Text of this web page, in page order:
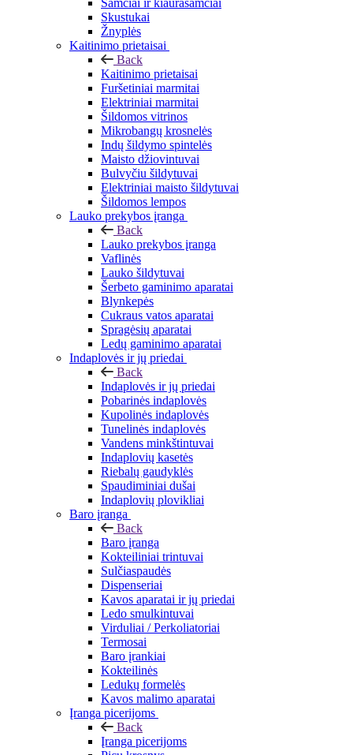
Samčiai ir kiaurasamčiai
Skustukai
Žnyplės
Kaitinimo prietaisai
Back
Kaitinimo prietaisai
Furšetiniai marmitai
Elektriniai marmitai
Šildomos vitrinos
Mikrobangų krosnelės
Indų šildymo spintelės
Maisto džiovintuvai
Bulvyčiu šildytuvai
Elektriniai maisto šildytuvai
Šildomos lempos
Lauko prekybos įranga
Back
Lauko prekybos įranga
Vaflinės
Lauko šildytuvai
Šerbeto gaminimo aparatai
Blynkepės
Cukraus vatos aparatai
Spragėsių aparatai
Ledų gaminimo aparatai
Indaplovės ir jų priedai
Back
Indaplovės ir jų priedai
Pobarinės indaplovės
Kupolinės indaplovės
Tunelinės indaplovės
Vandens minkštintuvai
Indaplovių kasetės
Riebalų gaudyklės
Spaudiminiai dušai
Indaplovių plovikliai
Baro įranga
Back
Baro įranga
Kokteiliniai trintuvai
Sulčiaspaudės
Dispenseriai
Kavos aparatai ir jų priedai
Ledo smulkintuvai
Virduliai / Perkoliatoriai
Termosai
Baro įrankiai
Kokteilinės
Ledukų formelės
Kavos malimo aparatai
Įranga picerijoms
Back
Įranga picerijoms